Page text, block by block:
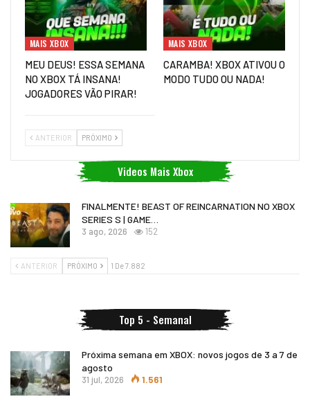
MAIS XBOX
MEU DEUS! ESSA SEMANA
NO XBOX TÁ INSANA!
JOGADORES VÃO PIRAR!
MAIS XBOX
CARAMBA! XBOX ATIVOU O
MODO TUDO OU NADA!
ANTERIOR PRÓXIMO
Videos Mais Xbox
FINALMENTE! BEAST OF REINCARNATION NO XBOX
SERIES S | GAME…
3 ago, 2026 152
ANTERIOR PRÓXIMO 1 De 7.882
Top 5 - Semanal
Próxima semana em XBOX: novos jogos de 3 a 7 de
agosto
31 jul, 2026 1.561